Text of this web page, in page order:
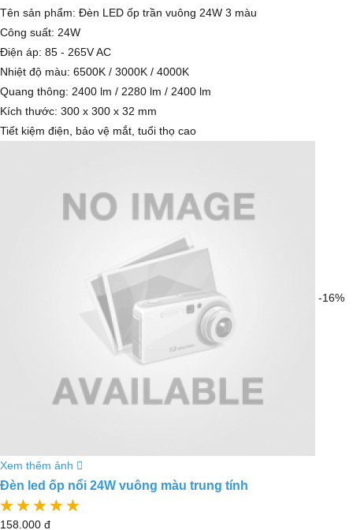
Tên sản phẩm: Đèn LED ốp trần vuông 24W 3 màu
Công suất: 24W
Điện áp: 85 - 265V AC
Nhiệt độ màu: 6500K / 3000K / 4000K
Quang thông: 2400 lm / 2280 lm / 2400 lm
Kích thước: 300 x 300 x 32 mm
Tiết kiệm điện, bảo vệ mắt, tuổi thọ cao
-16%
Xem thêm ảnh
Đèn led ốp nổi 24W vuông màu trung tính
158.000 đ